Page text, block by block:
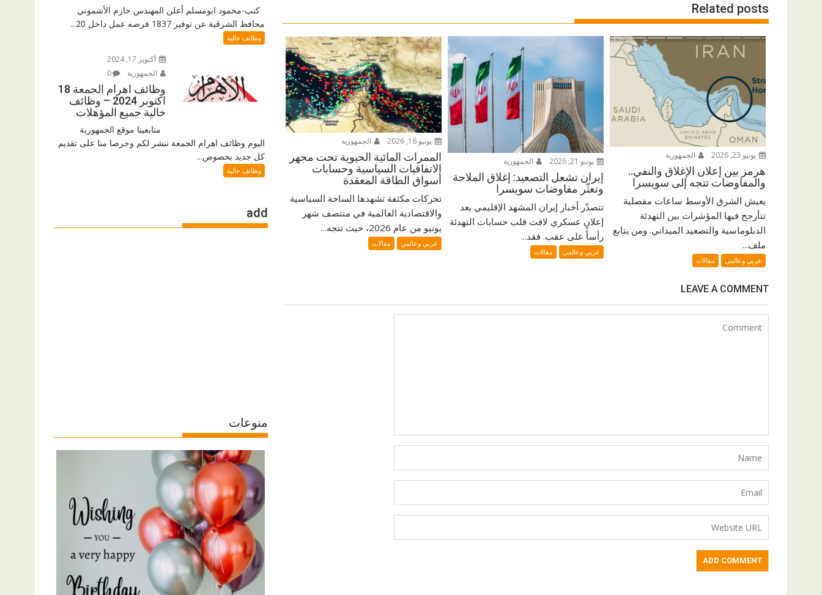
Related posts
يونيو 23, 2026 الجمهورية
هرمز بين إعلان الإغلاق والنفي..
والمفاوضات تتجه إلى سويسرا
يعيش الشرق الأوسط ساعات مفصلية
تتأرجح فيها المؤشرات بين التهدئة
الدبلوماسية والتصعيد الميداني. ومن يتابع
ملف...
عربي وعالمي مقالات
يونيو 21, 2026 الجمهورية
إيران تشعل التصعيد: إغلاق الملاحة
وتعثّر مفاوضات سويسرا
تتصدّر أخبار إيران المشهد الإقليمي بعد
إعلانٍ عسكري لافت قلب حسابات التهدئة
رأساً على عقب. فقد...
عربي وعالمي مقالات
يونيو 16, 2026 الجمهورية
الممرات المائية الحيوية تحت مجهر
الاتفاقيات السياسية وحسابات
أسواق الطاقة المعقدة
تحركات مكثفة تشهدها الساحة السياسية
والاقتصادية العالمية في منتصف شهر
يونيو من عام 2026، حيث تتجه...
عربي وعالمي مقالات
LEAVE A COMMENT
كتب-محمود ابومسلم أعلن المهندس حازم الأشموني
محافظ الشرقية عن توفير 1837 فرصه عمل داخل 20...
وظائف خالية
أكتوبر 17, 2024
الجمهورية
0
وظائف اهرام الجمعة 18
اكتوبر 2024 – وظائف
خالية جميع المؤهلات
متابعينا موقع الجمهورية
اليوم وظائف اهرام الجمعة ننشر لكم وحرصا منا على تقديم
كل جديد بخصوص...
وظائف خالية
add
منوعات